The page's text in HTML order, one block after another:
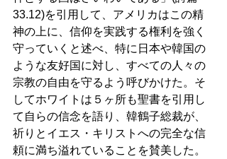
33.12)を引用して、アメリカはこの精
神の上に、信仰を実践する権利を強く
守っていくと述べ、特に日本や韓国の
ような友好国に対し、すべての人々の
宗教の自由を守るよう呼びかけた。そ
してホワイトは５ヶ所も聖書を引用し
て自らの信念を語り、韓鶴子総裁が、
祈りとイエス・キリストへの完全な信
頼に満ち溢れていることを賛美した。